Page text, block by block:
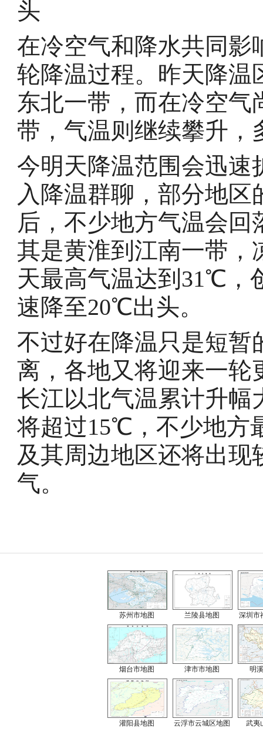
头
在冷空气和降水共同影
轮降温过程。昨天降温
东北一带，而在冷空
带，气温则继续攀升
今明天降温范围会迅速
入降温群聊，部分地
后，不少地方气温会
其是黄淮到江南一带，
天最高气温达到31℃，
速降至20℃出头。
不过好在降温只是短暂
离，各地又将迎来一轮
长江以北气温累计升
将超过15℃，不少地方
及其周边地区还将出
气。
苏州市地图 兰陵县地图 深圳市
烟台市地图 津市市地图 明
灌阳县地图 云浮市云城区地图 武夷